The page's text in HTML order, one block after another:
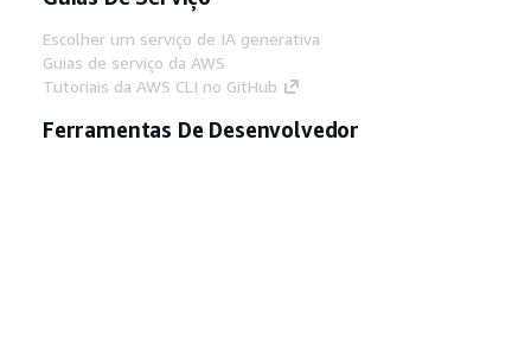
Escolher um serviço de IA generativa
Guias de serviço da AWS
Tutoriais da AWS CLI no GitHub
Ferramentas De Desenvolvedor